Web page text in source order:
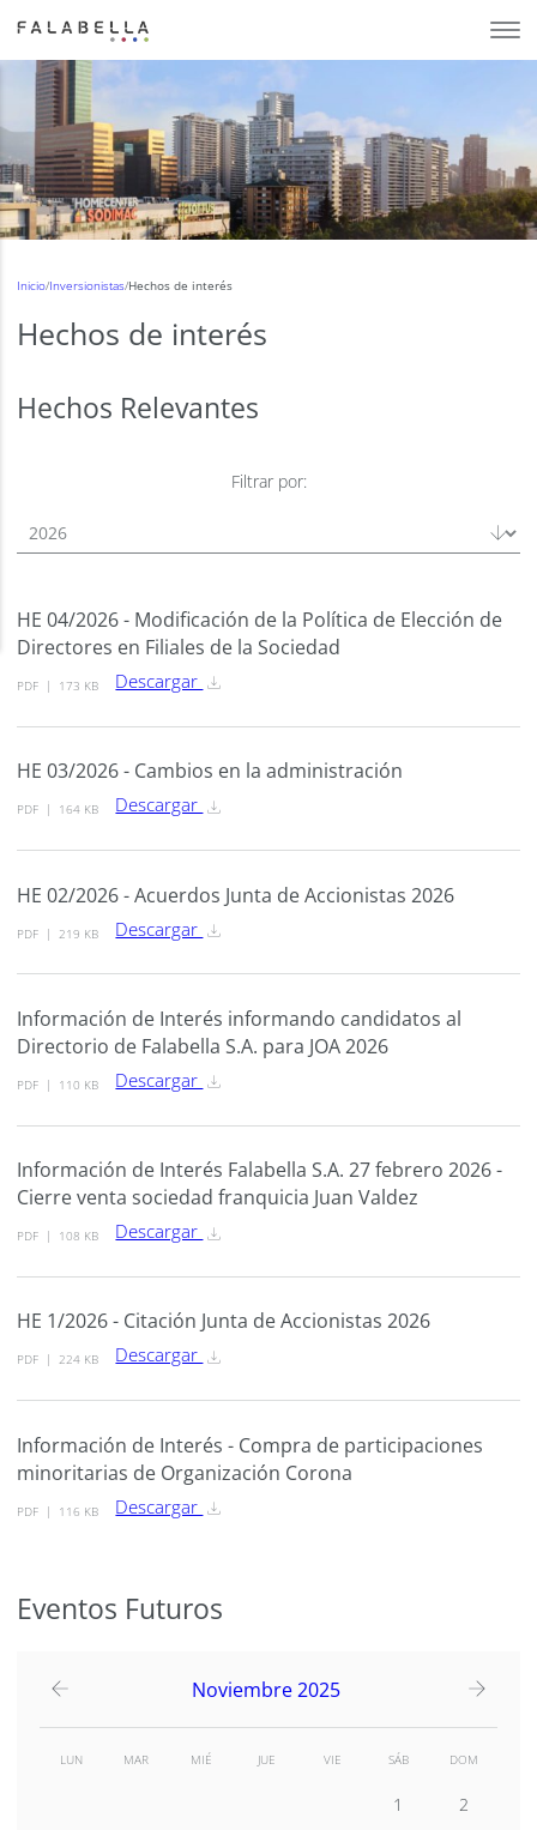
Inicio/Inversionistas/Hechos de interés
Hechos de interés
Hechos Relevantes
Filtrar por:
HE 04/2026 - Modificación de la Política de Elección de
Directores en Filiales de la Sociedad
PDF 173 KB Descargar
HE 03/2026 - Cambios en la administración
PDF 164 KB Descargar
HE 02/2026 - Acuerdos Junta de Accionistas 2026
PDF 219 KB Descargar
Información de Interés informando candidatos al
Directorio de Falabella S.A. para JOA 2026
PDF 110 KB Descargar
Información de Interés Falabella S.A. 27 febrero 2026 -
Cierre venta sociedad franquicia Juan Valdez
PDF 108 KB Descargar
HE 1/2026 - Citación Junta de Accionistas 2026
PDF 224 KB Descargar
Información de Interés - Compra de participaciones
minoritarias de Organización Corona
PDF 116 KB Descargar
Eventos Futuros
Noviembre 2025
LUN MAR MIÉ JUE VIE SÁB DOM
1 2